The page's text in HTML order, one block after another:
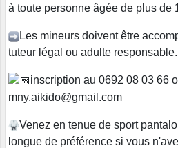
à toute personne âgée de plus de
​Les mineurs doivent être
tuteur légal ou adulte responsable.
​inscription au 0692 08 03 66
mny.aikido@gmail.com
​Venez en tenue de sport
longue de préférence si vous